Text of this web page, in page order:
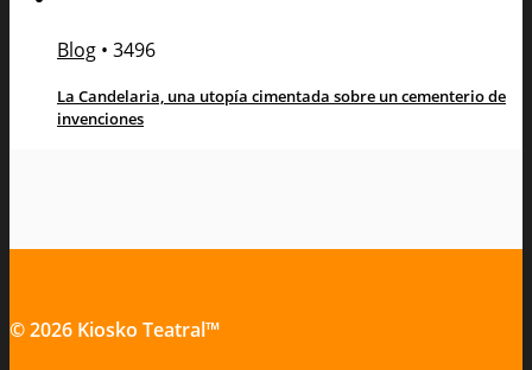
Blog • 3496
La Candelaria, una utopía cimentada sobre un cementerio de
invenciones
© 2026 Kiosko Teatral™